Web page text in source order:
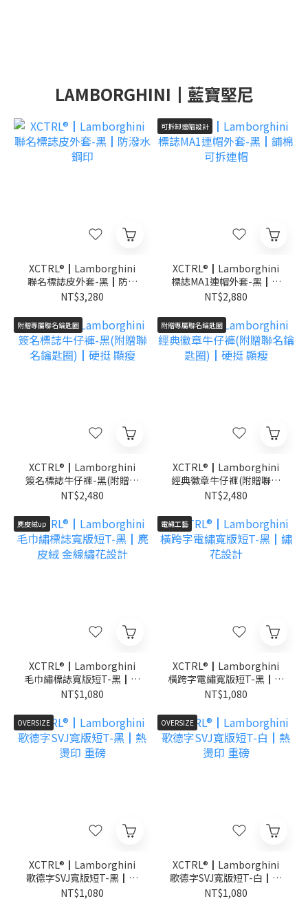
LAMBORGHINI┃藍寶堅尼
XCTRL®┃Lamborghini
聯名標誌皮外套-黑┃防潑
水 鋼印
NT$3,280
可拆卸連帽設計
XCTRL®┃Lamborghini
標誌MA1連帽外套-黑┃鋪
棉 可拆連帽
NT$2,880
附贈專屬聯名鑰匙圈
XCTRL®┃Lamborghini
簽名標誌牛仔褲-黑(附贈聯
名鑰匙圈)┃硬挺 顯瘦
NT$2,480
附贈專屬聯名鑰匙圈
XCTRL®┃Lamborghini
經典徽章牛仔褲(附贈聯名
鑰匙圈)┃硬挺 顯瘦
NT$2,480
麂皮絨up
XCTRL®┃Lamborghini
毛巾繡標誌寬版短T-黑┃麂
皮絨 金線繡花設計
NT$1,080
電繡工藝
XCTRL®┃Lamborghini
橫跨字電繡寬版短T-黑┃繡
花設計
NT$1,080
OVERSIZE
XCTRL®┃Lamborghini
歌德字SVJ寬版短T-黑┃熱
燙印 重磅
NT$1,080
OVERSIZE
XCTRL®┃Lamborghini
歌德字SVJ寬版短T-白┃熱
燙印 重磅
NT$1,080